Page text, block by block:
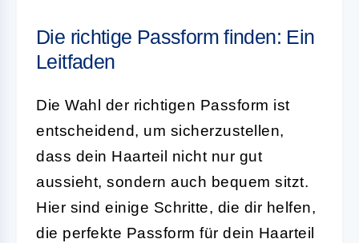
Die richtige Passform finden: Ein
Leitfaden
Die Wahl der richtigen Passform ist
entscheidend, um sicherzustellen,
dass dein Haarteil nicht nur gut
aussieht, sondern auch bequem sitzt.
Hier sind einige Schritte, die dir helfen,
die perfekte Passform für dein Haarteil